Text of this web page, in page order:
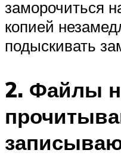
заморочиться
копией
подыскивать
2. Файлы